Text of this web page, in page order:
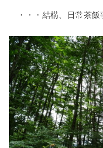
・・・結構、日常茶飯